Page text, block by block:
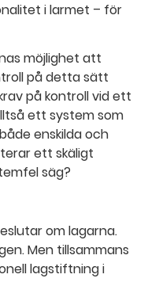
i larmet – för
möjlighet att
på detta sätt
på kontroll vid ett
ett system som
enskilda och
ett skäligt
säg?
om lagarna.
Men tillsammans
lagstiftning i